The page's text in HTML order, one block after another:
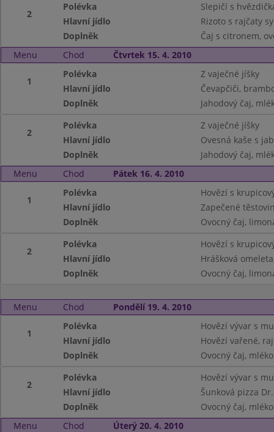
2
Polévka
Slepičí s
Hlavní jídlo
Rizoto s rajčaty
Doplněk
Čaj s citronem,
Menu
Chod Čtvrtek 15. 4. 2010
1
Polévka
Z vaječné jíšky
Hlavní jídlo
Čevapčiči,
Doplněk
Jahodový čaj,
2
Polévka
Z vaječné jíšky
Hlavní jídlo
Ovesná kaše s
Doplněk
Jahodový čaj,
Menu
Chod Pátek 16. 4. 2010
1
Polévka
Hovězí s
Hlavní jídlo
Zapečené
Doplněk
Ovocný čaj,
2
Polévka
Hovězí s
Hlavní jídlo
Hrášková
Doplněk
Ovocný čaj,
Menu Chod Pondělí 19. 4. 2010
1
Polévka
Hovězí vývar s
Hlavní jídlo
Hovězí vařené,
Doplněk
Ovocný čaj, mléko
2
Polévka
Hovězí vývar s
Hlavní jídlo
Šunková pizza
Doplněk
Ovocný čaj, mléko
Menu
Chod Úterý 20. 4. 2010